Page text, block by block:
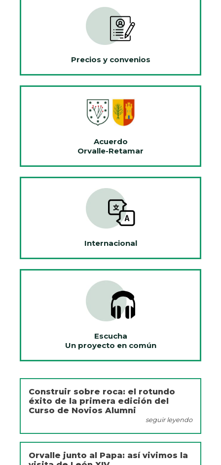
Precios y convenios
Acuerdo
Orvalle-Retamar
Internacional
Escucha
Un proyecto en común
Construir sobre roca: el rotundo
éxito de la primera edición del
Curso de Novios Alumni
seguir leyendo
Orvalle junto al Papa: así vivimos la